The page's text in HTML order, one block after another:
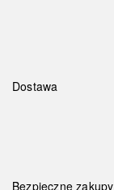
Dostawa
Bezpieczne zakupy